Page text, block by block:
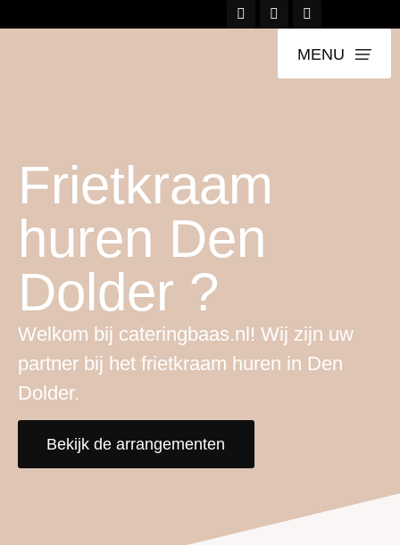
MENU
Frietkraam
huren Den
Dolder ?
Welkom bij cateringbaas.nl! Wij zijn uw
partner bij het frietkraam huren in Den
Dolder.
Bekijk de arrangementen